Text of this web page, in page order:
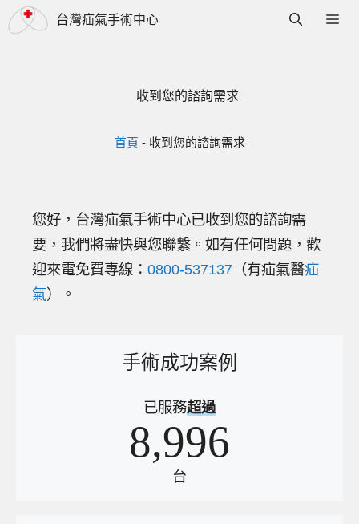
跳
至
台灣疝氣手術中心 選
收到您的諮詢需求
首頁 - 收到您的諮詢需求
您好，台灣疝氣手術中心已收到您的諮詢需
要，我們將盡快與您聯繫。如有任何問題，歡
迎來電免費專線： 0800-537137 （有疝氣醫疝
氣）。
手術成功案例
已服務超過
8,996
台